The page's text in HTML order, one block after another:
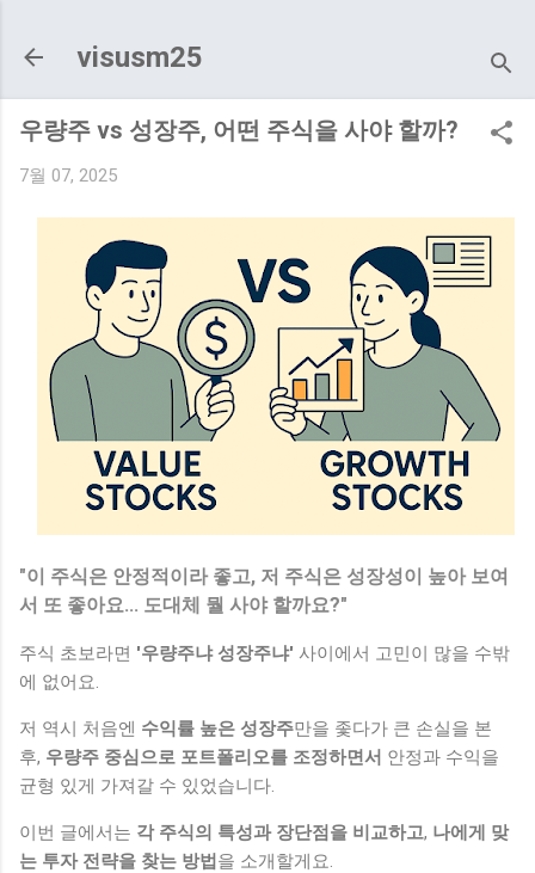
visusm25
우량주 vs 성장주, 어떤 주식을 사야 할까?
7월 07, 2025
"이 주식은 안정적이라 좋고, 저 주식은 성장성이 높아 보여
서 또 좋아요... 도대체 뭘 사야 할까요?"
주식 초보라면 '우량주냐 성장주냐' 사이에서 고민이 많을 수밖
에 없어요.
저 역시 처음엔 수익률 높은 성장주만을 좇다가 큰 손실을 본
후, 우량주 중심으로 포트폴리오를 조정하면서 안정과 수익을
균형 있게 가져갈 수 있었습니다.
이번 글에서는 각 주식의 특성과 장단점을 비교하고, 나에게 맞
는 투자 전략을 찾는 방법 을 소개할게요.